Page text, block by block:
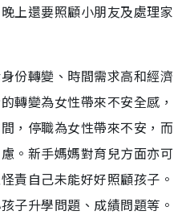
上還要照顧小朋友及處理家
份轉變、時間需求高和經濟
轉變為女性帶來不安全感，
，停職為女性帶來不安，而
。新手媽媽對育兒方面亦可
責自己未能好好照顧孩子。
子升學問題、成績問題等。